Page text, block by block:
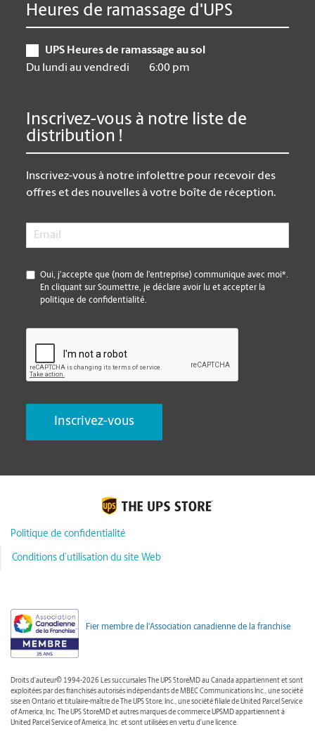
Heures de ramassage d'UPS
UPS Heures de ramassage au sol
Du lundi au vendredi
6:00 pm
Inscrivez-vous à notre liste de
distribution !
Inscrivez-vous à notre infolettre pour recevoir des
offres et des nouvelles à votre boîte de réception.
Email
*
Oui, j’accepte que (nom de l’entreprise) communique avec moi*.
En cliquant sur Soumettre, je déclare avoir lu et accepter la
politique de confidentialité.
Politique de confidentialité
Conditions d’utilisation du site Web
Fier membre de l'Association canadienne de la franchise
Droits d'auteur© 1994-2026 Les succursales The UPS StoreMD au Canada appartiennent et sont
exploitées par des franchisés autorisés indépendants de MBEC Communications Inc., une société
sise en Ontario et titulaire-maître de The UPS Store, Inc., une société filiale de United Parcel Service
of America, Inc. The UPS StoreMD et autres marques de commerce UPSMD appartiennent à
United Parcel Service of America, Inc. et sont utilisées en vertu d’une licence.